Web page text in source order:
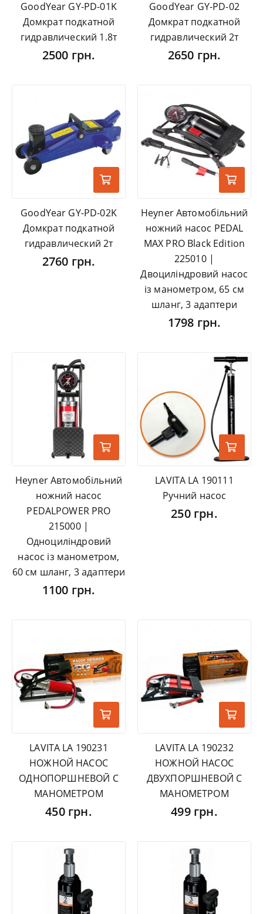
GoodYear GY-PD-01K
Домкрат подкатной
гидравлический 1.8т
2500 грн.
GoodYear GY-PD-02
Домкрат подкатной
гидравлический 2т
2650 грн.
GoodYear GY-PD-02K
Домкрат подкатной
гидравлический 2т
2760 грн.
Heyner Автомобільний
ножний насос PEDAL
MAX PRO Black Edition
225010 |
Двоциліндровий насос
із манометром, 65 см
шланг, 3 адаптери
1798 грн.
Heyner Автомобільний
ножний насос
PEDALPOWER PRO
215000 |
Одноциліндровий
насос із манометром,
60 см шланг, 3 адаптери
1100 грн.
LAVITA LA 190111
Ручний насос
250 грн.
LAVITA LA 190231
НОЖНОЙ НАСОС
ОДНОПОРШНЕВОЙ С
МАНОМЕТРОМ
450 грн.
LAVITA LA 190232
НОЖНОЙ НАСОС
ДВУХПОРШНЕВОЙ С
МАНОМЕТРОМ
499 грн.